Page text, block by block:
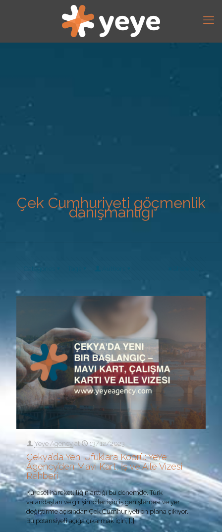
Çek Cumhuriyeti göçmenlik
danışmanlığı
Yeye Agency at 13/12/2023
Çekya’da Yeni Ufuklara Köprü: YeYe
Agency’den Mavi Kart, İş ve Aile Vizesi
Rehberi
Küresel hareketliliğin arttığı bu dönemde, Türk
vatandaşları ve girişimciler için iş genişlemesi ve yer
değiştirme açısından Çek Cumhuriyeti ön plana çıkıyor.
Bu potansiyeli açığa çıkarmak için, […]